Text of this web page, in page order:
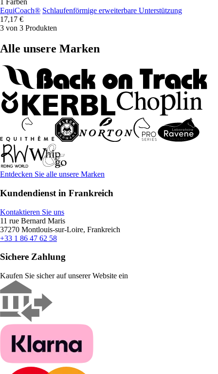
1 Farben
EquiCoach® Schlaufenförmige erweiterbare Unterstützung
17,17 €
3 von 3 Produkten
Alle unsere Marken
Entdecken Sie alle unsere Marken
Kundendienst in Frankreich
Kontaktieren Sie uns
11 rue Bernard Maris
37270 Montlouis-sur-Loire, Frankreich
+33 1 86 47 62 58
Sichere Zahlung
Kaufen Sie sicher auf unserer Website ein